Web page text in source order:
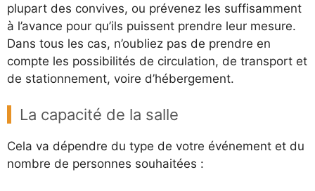
plupart des convives, ou prévenez les suffisamment
à l’avance pour qu’ils puissent prendre leur mesure.
Dans tous les cas, n’oubliez pas de prendre en
compte les possibilités de circulation, de transport et
de stationnement, voire d’hébergement.
La capacité de la salle
Cela va dépendre du type de votre événement et du
nombre de personnes souhaitées :